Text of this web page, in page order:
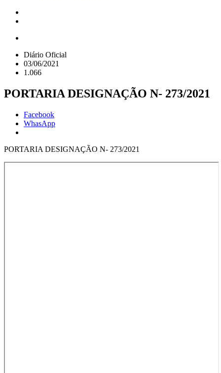
Diário Oficial
03/06/2021
1.066
PORTARIA DESIGNAÇÃO N- 273/2021
Facebook
WhasApp
PORTARIA DESIGNAÇÃO N- 273/2021